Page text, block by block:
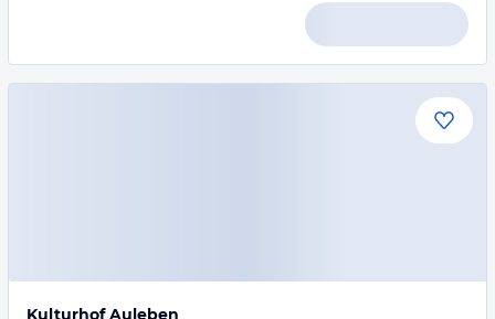
Kulturhof Auleben